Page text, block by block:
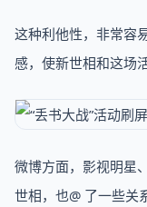
这种利他性，非常容
感，使新世相和这场
微博方面，影视明星
世相，也@ 了一些关